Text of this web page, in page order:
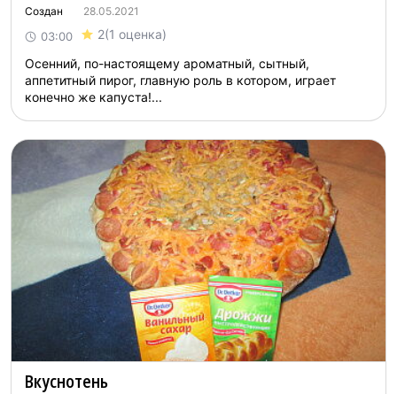
Создан 28.05.2021
03:00 2(1 оценка)
Осенний, по-настоящему ароматный, сытный,
аппетитный пирог, главную роль в котором, играет
конечно же капуста!...
Вкуснотень